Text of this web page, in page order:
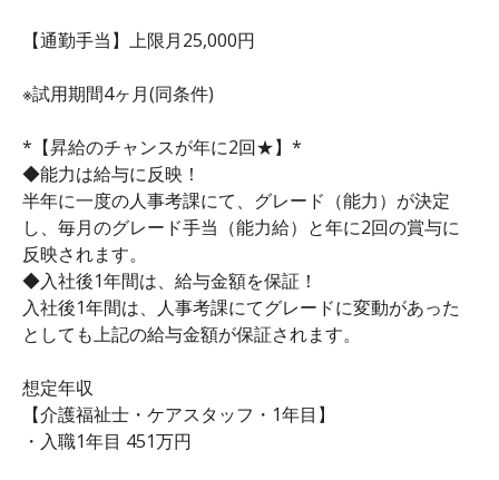
【通勤手当】上限月25,000円
※試用期間4ヶ月(同条件)
*【昇給のチャンスが年に2回★】*
◆能力は給与に反映！
半年に一度の人事考課にて、グレード（能力）が決定
し、毎月のグレード手当（能力給）と年に2回の賞与に
反映されます。
◆入社後1年間は、給与金額を保証！
入社後1年間は、人事考課にてグレードに変動があった
としても上記の給与金額が保証されます。
想定年収
【介護福祉士・ケアスタッフ・1年目】
・入職1年目 451万円